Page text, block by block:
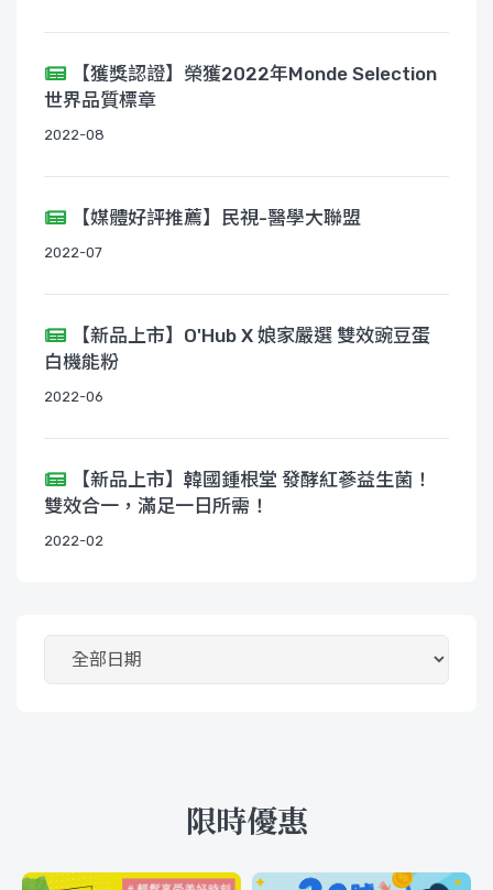
【獲獎認證】榮獲2022年Monde Selection
世界品質標章
2022-08
【媒體好評推薦】民視-醫學大聯盟
2022-07
【新品上市】O'Hub X 娘家嚴選 雙效豌豆蛋
白機能粉
2022-06
【新品上市】韓國鍾根堂 發酵紅蔘益生菌！
雙效合一，滿足一日所需！
2022-02
限時優惠